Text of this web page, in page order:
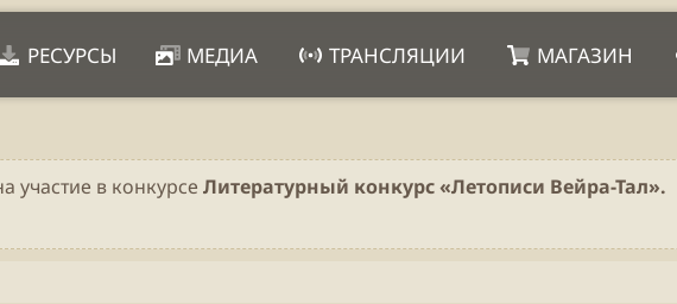
РЕСУРСЫ МЕДИА ТРАНСЛЯЦИИ МАГАЗИН
участие в конкурсе Литературный конкурс «Летописи Вейра-Тал».